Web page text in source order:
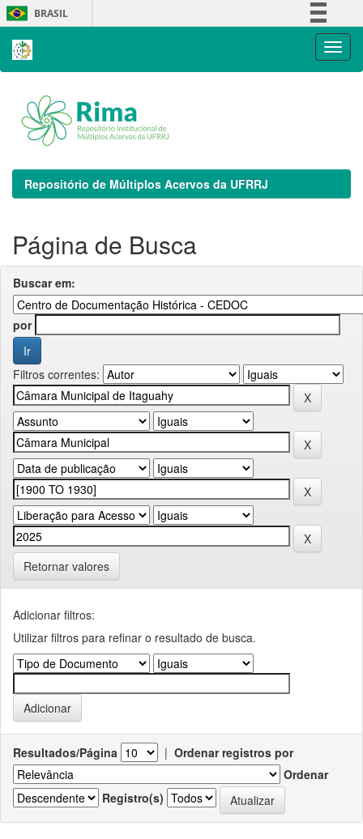
Skip
navigation
BRASIL
Repositório de Múltiplos Acervos da UFRRJ
Página de Busca
Buscar em:
por
Filtros correntes:
Retornar valores
Adicionar filtros:
Utilizar filtros para refinar o resultado de busca.
Resultados/Página | Ordenar registros por
Ordenar
Registro(s)